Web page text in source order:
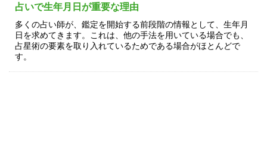
占いで生年月日が重要な理由
多くの占い師が、鑑定を開始する前段階の情報として、生年月
日を求めてきます。これは、他の手法を用いている場合でも、
占星術の要素を取り入れているためである場合がほとんどで
す。